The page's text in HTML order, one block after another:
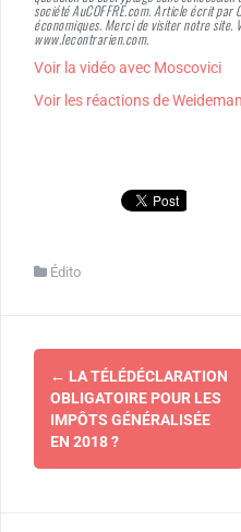
société AuCOFFRE.com. Article écrit par
économiques. Merci de visiter notre site.
www.lecontrarien.com.
Voir la vidéo avec Moscovici
Voir les réactions de
Édito
Navigation
d'article
← LA TÉLÉDÉCLARATION
OBLIGATOIRE POUR LES
IMPÔTS GÉNÉRALISÉE
EN 2018 ?